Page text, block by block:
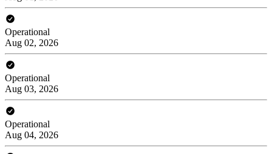
Operational
Aug 02, 2026
Operational
Aug 03, 2026
Operational
Aug 04, 2026